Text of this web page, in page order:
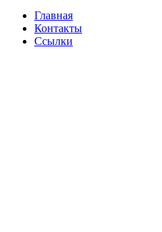
Главная
Контакты
Ссылки